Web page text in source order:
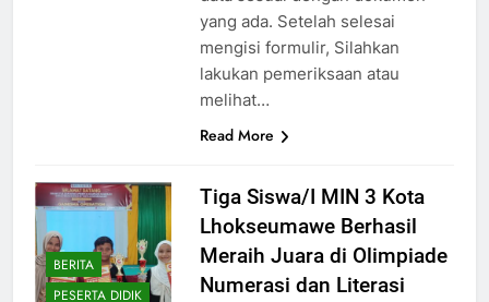
yang ada. Setelah selesai
mengisi formulir, Silahkan
lakukan pemeriksaan atau
melihat…
Read More
BERITA
PESERTA DIDIK
Tiga Siswa/I MIN 3 Kota
Lhokseumawe Berhasil
Meraih Juara di Olimpiade
Numerasi dan Literasi